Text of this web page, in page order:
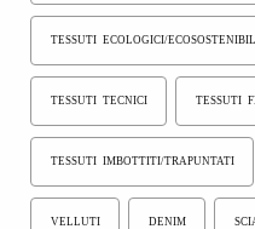
TESSUTI ECOLOGICI/
TESSUTI TECNICI TESSUTI
TESSUTI IMBOTTITI/TRAPUNTATI
VELLUTI DENIM